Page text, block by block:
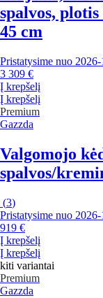
spalvos,
45 cm
Pristatysime nuo
3 309 €
Į krepšelį
Į krepšelį
Premium
Gazzda
Valgomojo
spalvos/
(3)
Pristatysime nuo
919 €
Į krepšelį
Į krepšelį
kiti variantai
Premium
Gazzda